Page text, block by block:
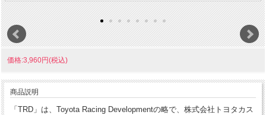
価格:3,960円(税込)
商品説明
「TRD」は、Toyota Racing Developmentの略で、株式会社トヨタカス